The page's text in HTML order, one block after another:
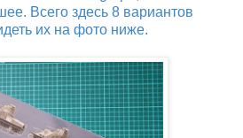
Всего здесь 8 вариантов
их на фото ниже.